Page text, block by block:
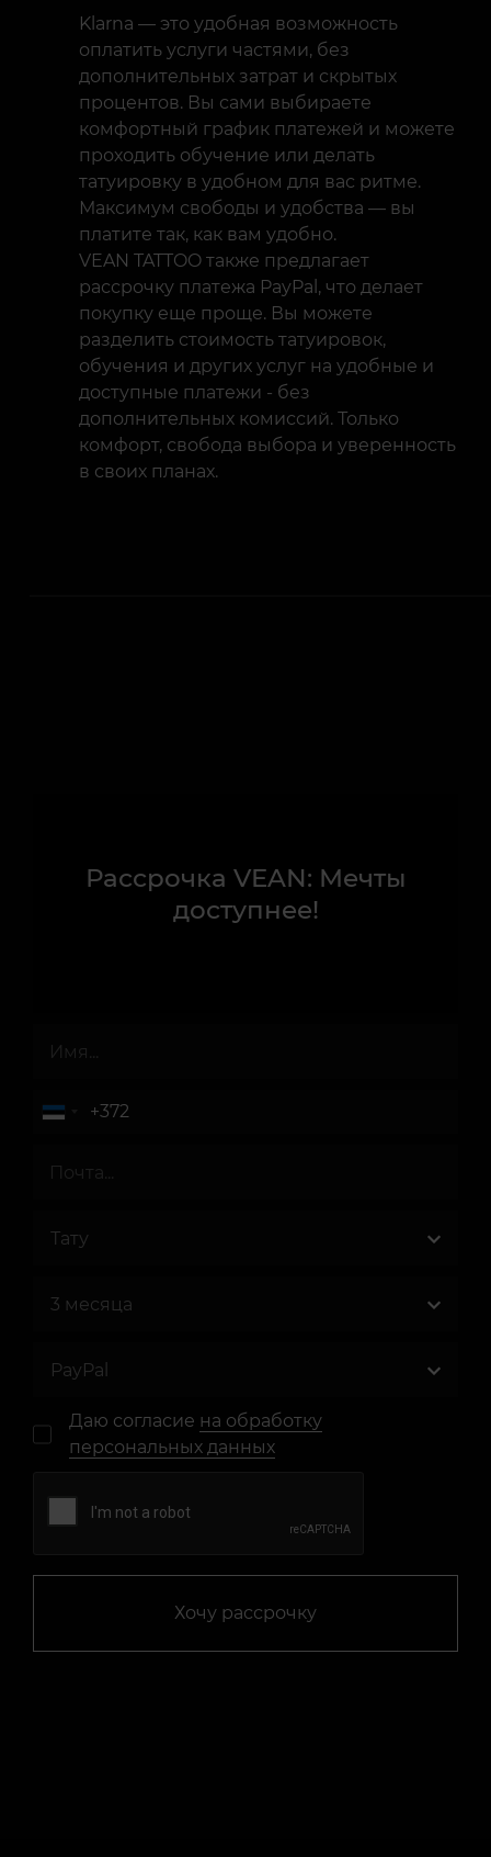
Klarna — это удобная возможность
оплатить услуги частями, без
дополнительных затрат и скрытых
процентов. Вы сами выбираете
комфортный график платежей и можете
проходить обучение или делать
татуировку в удобном для вас ритме.
Максимум свободы и удобства — вы
платите так, как вам удобно.
VEAN TATTOO также предлагает
рассрочку платежа PayPal, что делает
покупку еще проще. Вы можете
разделить стоимость татуировок,
обучения и других услуг на удобные и
доступные платежи - без
дополнительных комиссий. Только
комфорт, свобода выбора и уверенность
в своих планах.
Рассрочка VEAN: Мечты
доступнее!
Даю согласие на обработку
персональных данных
Хочу рассрочку